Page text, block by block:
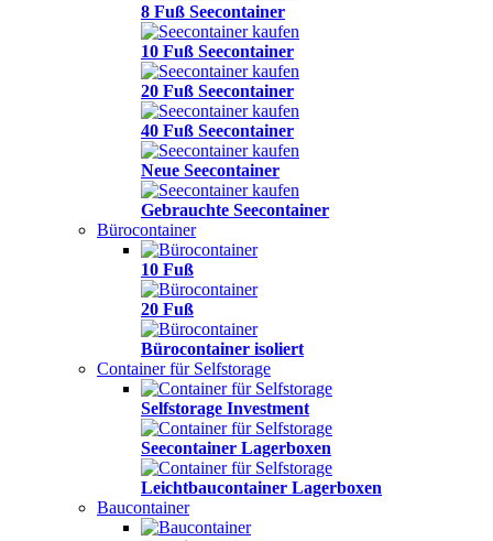
8 Fuß Seecontainer
10 Fuß Seecontainer
20 Fuß Seecontainer
40 Fuß Seecontainer
Neue Seecontainer
Gebrauchte Seecontainer
Bürocontainer
10 Fuß
20 Fuß
Bürocontainer isoliert
Container für Selfstorage
Selfstorage Investment
Seecontainer Lagerboxen
Leichtbaucontainer Lagerboxen
Baucontainer